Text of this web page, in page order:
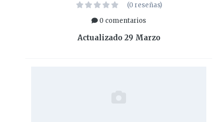
(0 reseñas)
0 comentarios
Actualizado 29 Marzo